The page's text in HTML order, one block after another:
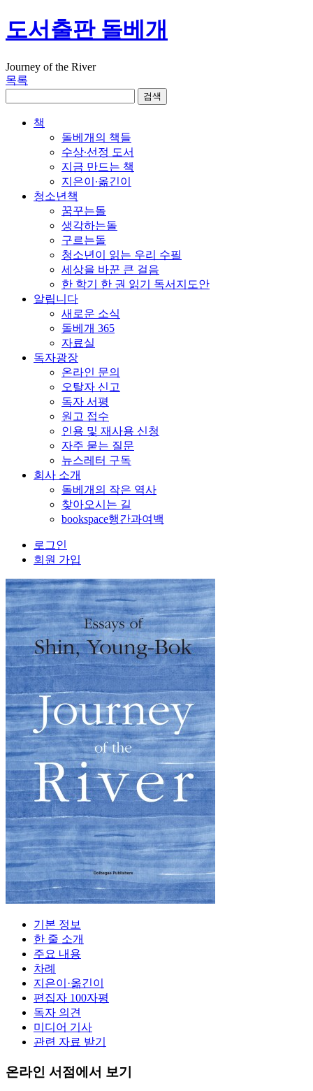
도서출판 돌베개
Journey of the River
목록
책
돌베개의 책들
수상∙선정 도서
지금 만드는 책
지은이∙옮긴이
청소년책
꿈꾸는돌
생각하는돌
구르는돌
청소년이 읽는 우리 수필
세상을 바꾼 큰 걸음
한 학기 한 권 읽기 독서지도안
알립니다
새로운 소식
돌베개 365
자료실
독자광장
온라인 문의
오탈자 신고
독자 서평
원고 접수
인용 및 재사용 신청
자주 묻는 질문
뉴스레터 구독
회사 소개
돌베개의 작은 역사
찾아오시는 길
bookspace행간과여백
로그인
회원 가입
기본 정보
한 줄 소개
주요 내용
차례
지은이·옮긴이
편집자 100자평
독자 의견
미디어 기사
관련 자료 받기
온라인 서점에서 보기